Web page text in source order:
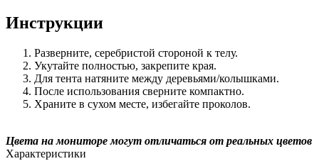
Инструкции
Разверните, серебристой стороной к телу.
Укутайте полностью, закрепите края.
Для тента натяните между деревьями/колышками.
После использования сверните компактно.
Храните в сухом месте, избегайте проколов.
Цвета на мониторе могут отличаться от реальных цветов
Характеристики